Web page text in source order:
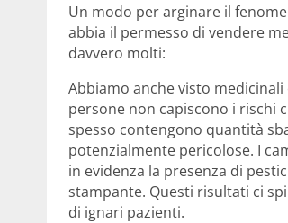
Un modo per arginare il
abbia il permesso di vendere
davvero molti:
Abbiamo anche visto
persone non capiscono i rischi
spesso contengono quantità
potenzialmente pericolose. I
in evidenza la presenza di
stampante. Questi risultati ci
di ignari pazienti.